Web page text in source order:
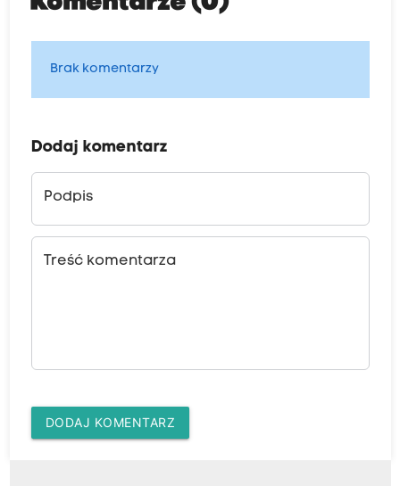
Brak komentarzy
Dodaj komentarz
Podpis
Treść komentarza
DODAJ KOMENTARZ